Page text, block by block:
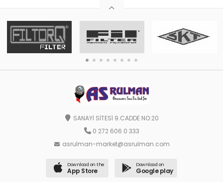
SANAYİ SİTESİ 9.CADDE NO:20
0 272 606 0 333
asrulman-market@asrulman.com
Download on the
App Store
Download on
Google play